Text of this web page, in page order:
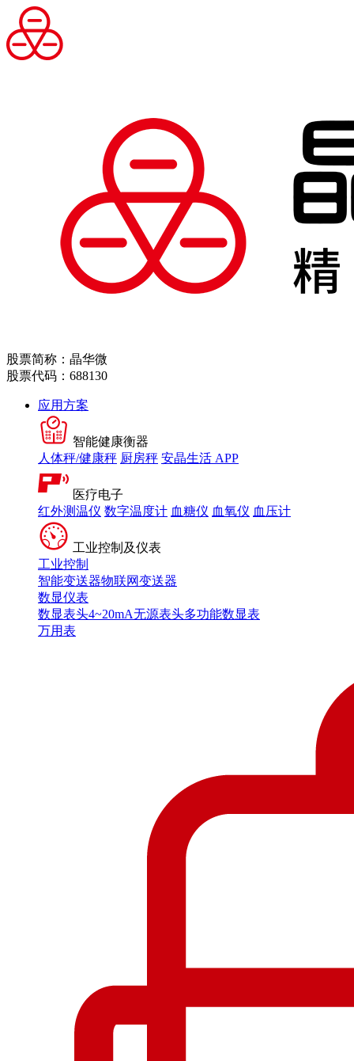
股票简称：晶华微
股票代码：688130
应用方案
智能健康衡器
人体秤/健康秤 厨房秤 安晶生活 APP
医疗电子
红外测温仪 数字温度计 血糖仪 血氧仪 血压计
工业控制及仪表
工业控制
智能变送器物联网变送器
数显仪表
数显表头4~20mA无源表头多功能数显表
万用表